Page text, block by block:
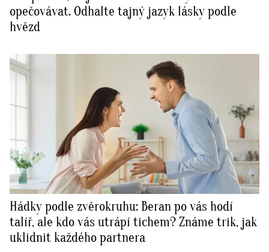
opečovávat. Odhalte tajný jazyk lásky podle
hvězd
Hádky podle zvěrokruhu: Beran po vás hodí
talíř, ale kdo vás utrápí tichem? Známe trik, jak
uklidnit každého partnera